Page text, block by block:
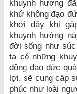
khuynh hướng
khứ không đạo
khởi dậy khi
khuynh hướng
đời sống như
ta có những
động đạo đức
lợi, sẽ cung cấp
phúc như loài